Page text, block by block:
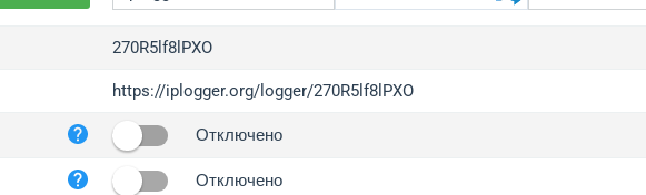
iplogger.org
wl.gl
ed.tc
270R5lf8lPXO
https://iplogger.org/logger/270R5lf8lPXO
Отключено
Отключено